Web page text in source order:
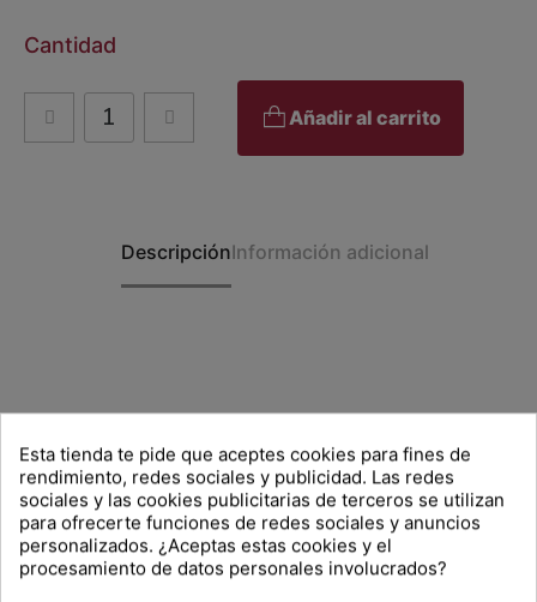
Cantidad
Añadir al carrito
DescripciónInformación adicional
ELIGE SPORT HÍPIC
Esta tienda te pide que aceptes cookies para fines de
rendimiento, redes sociales y publicidad. Las redes
sociales y las cookies publicitarias de terceros se utilizan
para ofrecerte funciones de redes sociales y anuncios
personalizados. ¿Aceptas estas cookies y el
procesamiento de datos personales involucrados?